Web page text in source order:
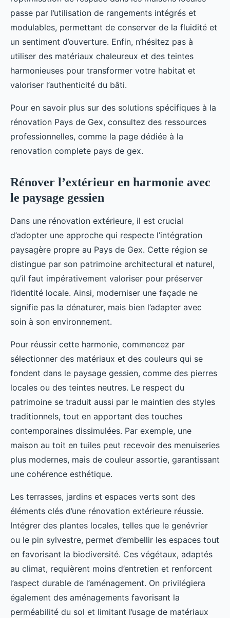
passe par l’utilisation de rangements intégrés et
modulables, permettant de conserver de la fluidité et
un sentiment d’ouverture. Enfin, n’hésitez pas à
utiliser des matériaux chaleureux et des teintes
harmonieuses pour transformer votre habitat et
valoriser l’authenticité du bâti.
Pour en savoir plus sur des solutions spécifiques à la
rénovation Pays de Gex, consultez des ressources
professionnelles, comme la page dédiée à la
renovation complete pays de gex.
Rénover l’extérieur en harmonie avec
le paysage gessien
Dans une rénovation extérieure, il est crucial
d’adopter une approche qui respecte l’intégration
paysagère propre au Pays de Gex. Cette région se
distingue par son patrimoine architectural et naturel,
qu’il faut impérativement valoriser pour préserver
l’identité locale. Ainsi, moderniser une façade ne
signifie pas la dénaturer, mais bien l’adapter avec
soin à son environnement.
Pour réussir cette harmonie, commencez par
sélectionner des matériaux et des couleurs qui se
fondent dans le paysage gessien, comme des pierres
locales ou des teintes neutres. Le respect du
patrimoine se traduit aussi par le maintien des styles
traditionnels, tout en apportant des touches
contemporaines dissimulées. Par exemple, une
maison au toit en tuiles peut recevoir des menuiseries
plus modernes, mais de couleur assortie, garantissant
une cohérence esthétique.
Les terrasses, jardins et espaces verts sont des
éléments clés d’une rénovation extérieure réussie.
Intégrer des plantes locales, telles que le genévrier
ou le pin sylvestre, permet d’embellir les espaces tout
en favorisant la biodiversité. Ces végétaux, adaptés
au climat, requièrent moins d’entretien et renforcent
l’aspect durable de l’aménagement. On privilégiera
également des aménagements favorisant la
perméabilité du sol et limitant l’usage de matériaux